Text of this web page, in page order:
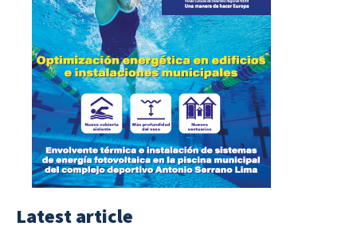
Latest article